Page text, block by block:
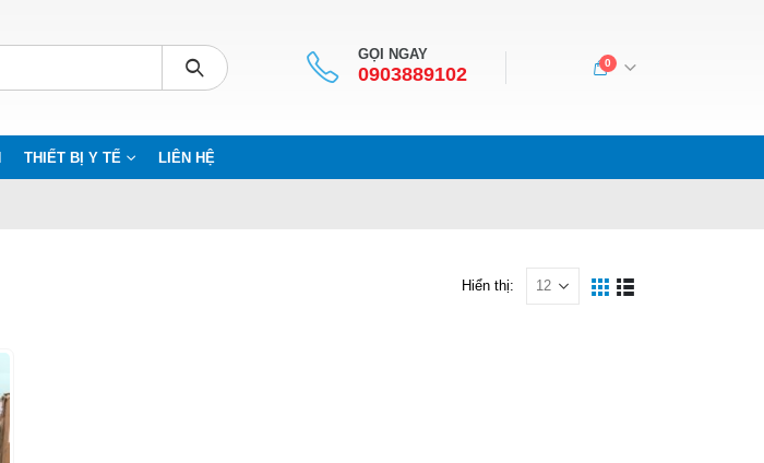
GỌI NGAY
0903889102
0
THIẾT BỊ Y TẾ LIÊN HỆ
Hiển thị: